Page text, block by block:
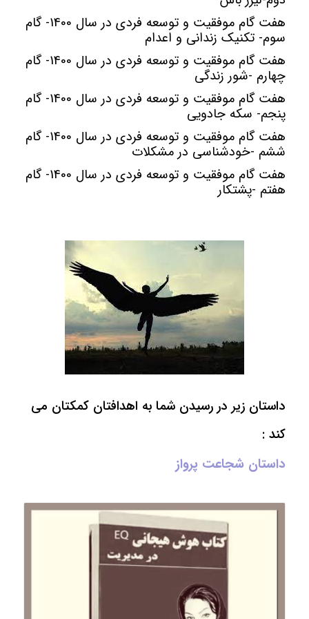
هفت گام موفقیت و توسعه فردی در سال 1400- گام
سوم- تکنیک زندانی و اعدام
هفت گام موفقیت و توسعه فردی در سال 1400- گام
چهارم -شور زندگی
هفت گام موفقیت و توسعه فردی در سال 1400- گام
پنجم- سکه جادویی
هفت گام موفقیت و توسعه فردی در سال 1400- گام
ششم -خودشناسی در مشکلات
هفت گام موفقیت و توسعه فردی در سال 1400- گام
هفتم -پشتکار
داستان زیر در رسیدن شما به اهدافتان کمکتان می
کند :
داستان شجاعت پرواز